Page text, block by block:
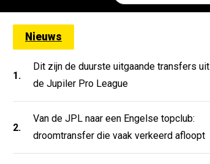
Nieuws
1.
Dit zijn de duurste uitgaande transfers uit
de Jupiler Pro League
2.
Van de JPL naar een Engelse topclub:
droomtransfer die vaak verkeerd afloopt